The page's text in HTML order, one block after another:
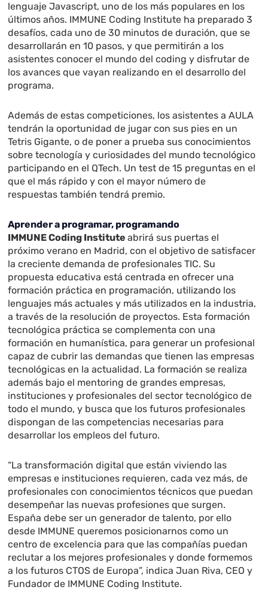
lenguaje Javascript, uno de los más populares en los
últimos años. IMMUNE Coding Institute ha preparado 3
desafíos, cada uno de 30 minutos de duración, que se
desarrollarán en 10 pasos, y que permitirán a los
asistentes conocer el mundo del coding y disfrutar de
los avances que vayan realizando en el desarrollo del
programa.
Además de estas competiciones, los asistentes a AULA
tendrán la oportunidad de jugar con sus pies en un
Tetris Gigante, o de poner a prueba sus conocimientos
sobre tecnología y curiosidades del mundo tecnológico
participando en el QTech. Un test de 15 preguntas en el
que el más rápido y con el mayor número de
respuestas también tendrá premio.
Aprender a programar, programando
IMMUNE Coding Instituteabrirá sus puertas el
próximo verano en Madrid, con el objetivo de satisfacer
la creciente demanda de profesionales TIC. Su
propuesta educativa está centrada en ofrecer una
formación práctica en programación, utilizando los
lenguajes más actuales y más utilizados en la industria,
a través de la resolución de proyectos. Esta formación
tecnológica práctica se complementa con una
formación en humanística, para generar un profesional
capaz de cubrir las demandas que tienen las empresas
tecnológicas en la actualidad. La formación se realiza
además bajo el mentoring de grandes empresas,
instituciones y profesionales del sector tecnológico de
todo el mundo, y busca que los futuros profesionales
dispongan de las competencias necesarias para
desarrollar los empleos del futuro.
“La transformación digital que están viviendo las
empresas e instituciones requieren, cada vez más, de
profesionales con conocimientos técnicos que puedan
desempeñar las nuevas profesiones que surgen.
España debe ser un generador de talento, por ello
desde IMMUNE queremos posicionarnos como un
centro de excelencia para que las compañías puedan
reclutar a los mejores profesionales y donde formemos
a los futuros CTOS de Europa”, indica Juan Riva, CEO y
Fundador de IMMUNE Coding Institute.